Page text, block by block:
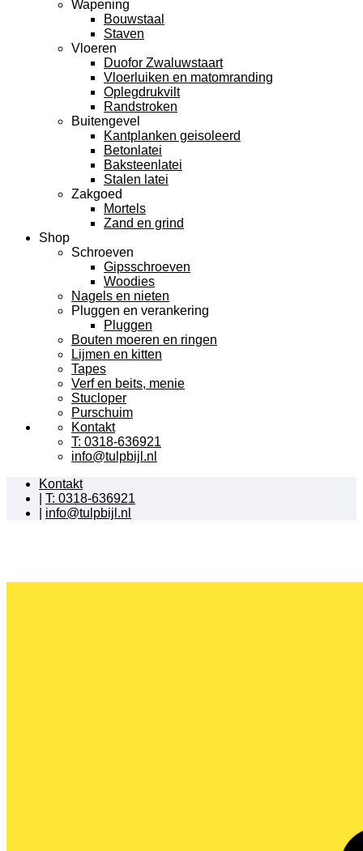
Wapening
Bouwstaal
Staven
Vloeren
Duofor Zwaluwstaart
Vloerluiken en matomranding
Oplegdrukvilt
Randstroken
Buitengevel
Kantplanken geisoleerd
Betonlatei
Baksteenlatei
Stalen latei
Zakgoed
Mortels
Zand en grind
Shop
Schroeven
Gipsschroeven
Woodies
Nagels en nieten
Pluggen en verankering
Pluggen
Bouten moeren en ringen
Lijmen en kitten
Tapes
Verf en beits, menie
Stucloper
Purschuim
Kontakt
T: 0318-636921
info@tulpbijl.nl
Kontakt
T: 0318-636921
info@tulpbijl.nl